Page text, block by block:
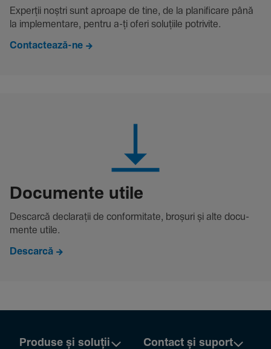
Experții noștri sunt aproape de tine, de la plani­fi­care până
la imple­men­tare, pentru a-ți oferi solu­țiile potri­vite.
Contactează-ne
Docu­mente utile
Descarcă decla­rații de conformitate, broșuri și alte docu­
mente utile.
Descarcă
Produse și soluții Contact și suport